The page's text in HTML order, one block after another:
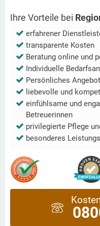
Ihre Vorteile bei
erfahrener
transparente Kosten
Beratung online und
Individuelle
Persönliches Angebot
liebevolle und
einfühlsame und
Betreuerinnen
privilegierte Pflege
besonderes